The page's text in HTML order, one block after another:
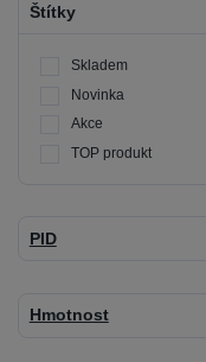
Štítky
Skladem
Novinka
Akce
TOP produkt
PID
Hmotnost